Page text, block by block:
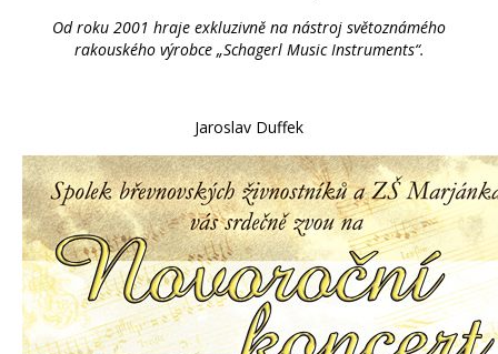
Od roku 2001 hraje exkluzivně na nástroj světoznámého
rakouského výrobce „Schagerl Music Instruments“.
Jaroslav Duffek